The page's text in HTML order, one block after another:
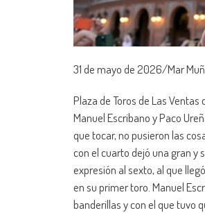
31 de mayo de 2026/Mar
Plaza de Toros de Las
Manuel Escribano y Paco
que tocar, no pusieron las
con el cuarto dejó una gran y
expresión al sexto, al que
en su primer toro. Manuel
banderillas y con el que tuvo